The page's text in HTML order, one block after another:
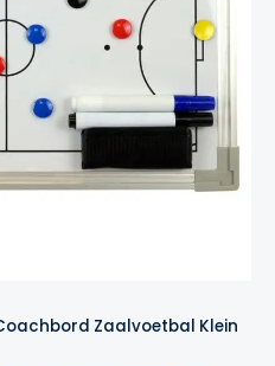
Zaalvoetbal Klein